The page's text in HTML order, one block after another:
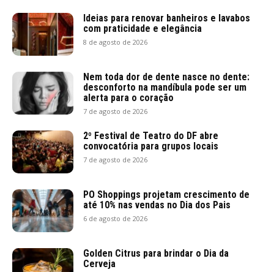
Ideias para renovar banheiros e lavabos
com praticidade e elegância
8 de agosto de 2026
Nem toda dor de dente nasce no dente:
desconforto na mandíbula pode ser um
alerta para o coração
7 de agosto de 2026
2º Festival de Teatro do DF abre
convocatória para grupos locais
7 de agosto de 2026
PO Shoppings projetam crescimento de
até 10% nas vendas no Dia dos Pais
6 de agosto de 2026
Golden Citrus para brindar o Dia da
Cerveja